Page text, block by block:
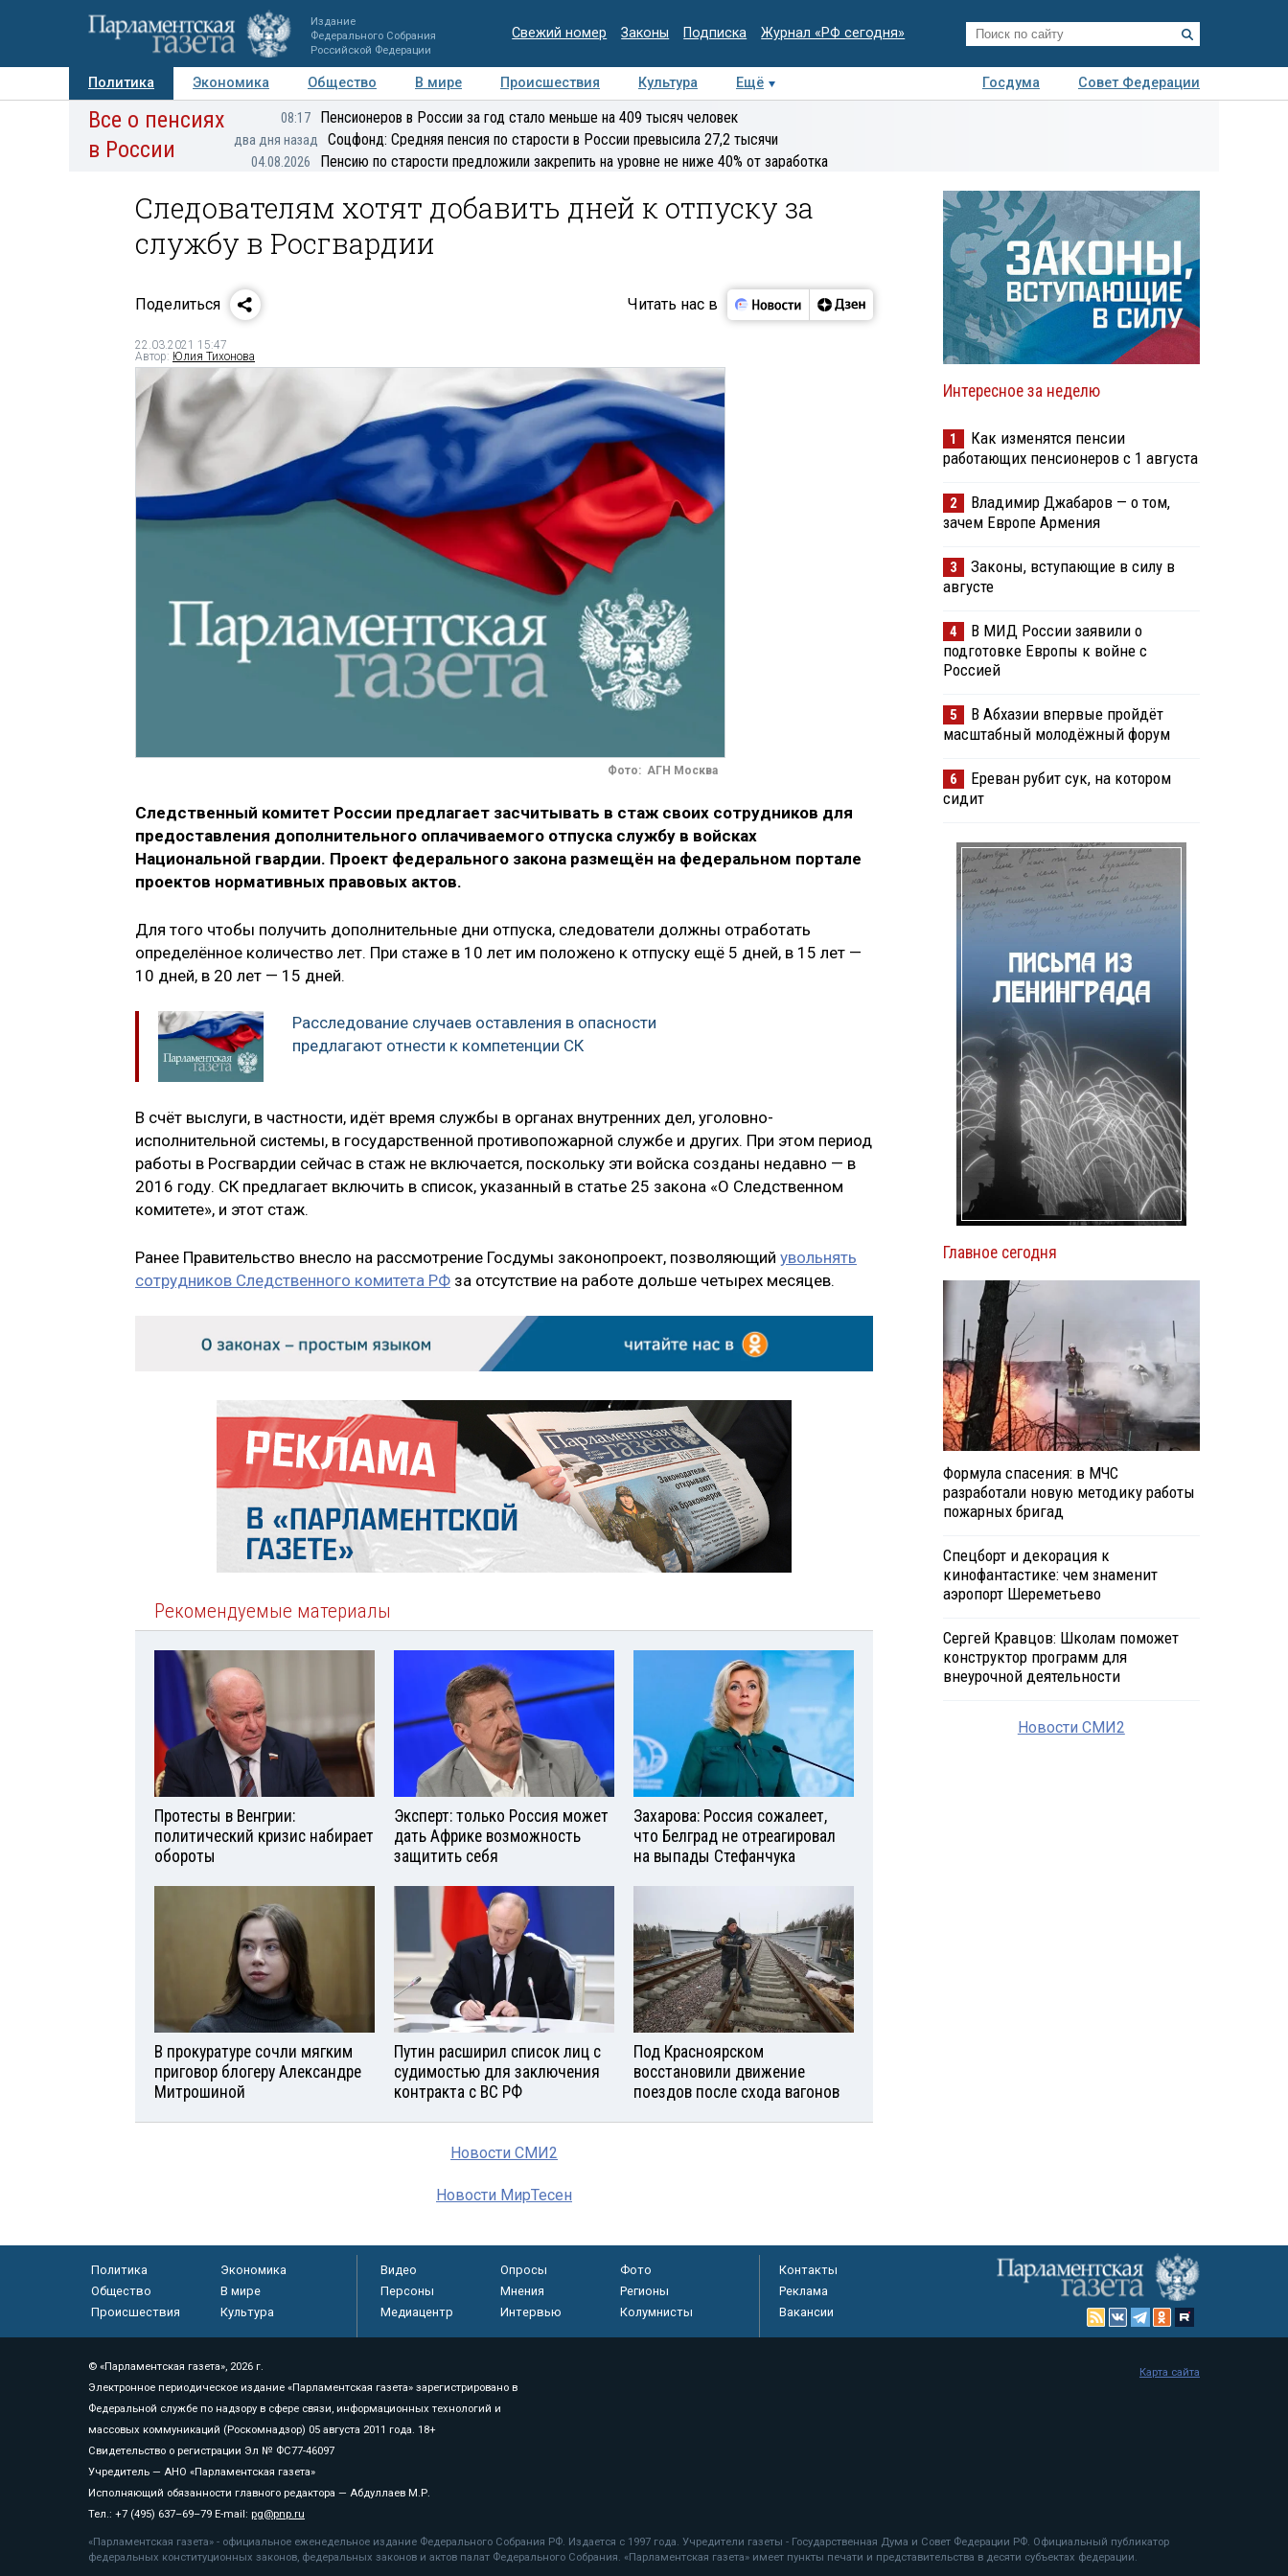
Издание
Федерального Собрания
Российской Федерации
Свежий номер Законы Подписка Журнал «РФ сегодня»
Политика Экономика Общество В мире Происшествия Культура Ещё Госдума
Совет Федерации
Авторы Персоны Мнения Регионы Медиацентр Интервью Колумнисты
Все о пенсиях
в России
08:17 Пенсионеров в России за год стало меньше на 409 тысяч человек
два дня назад Соцфонд: Средняя пенсия по старости в России превысила 27,2 тысячи
04.08.2026 Пенсию по старости предложили закрепить на уровне не ниже 40% от заработка
Следователям хотят добавить дней к отпуску за
службу в Росгвардии
Поделиться Читать нас в
22.03.2021 15:47
Автор: Юлия Тихонова
Фото: АГН Москва
Следственный комитет России предлагает засчитывать в стаж своих сотрудников для
предоставления дополнительного оплачиваемого отпуска службу в войсках
Национальной гвардии. Проект федерального закона размещён на федеральном портале
проектов нормативных правовых актов.
Для того чтобы получить дополнительные дни отпуска, следователи должны отработать
определённое количество лет. При стаже в 10 лет им положено к отпуску ещё 5 дней, в 15 лет —
10 дней, в 20 лет — 15 дней.
Расследование случаев оставления в опасности
предлагают отнести к компетенции СК
В счёт выслуги, в частности, идёт время службы в органах внутренних дел, уголовно-
исполнительной системы, в государственной противопожарной службе и других. При этом период
работы в Росгвардии сейчас в стаж не включается, поскольку эти войска созданы недавно — в
2016 году. СК предлагает включить в список, указанный в статье 25 закона «О Следственном
комитете», и этот стаж.
Ранее Правительство внесло на рассмотрение Госдумы законопроект, позволяющий увольнять
сотрудников Следственного комитета РФ за отсутствие на работе дольше четырех месяцев.
Рекомендуемые материалы
Протесты в Венгрии:
политический кризис набирает
обороты
Эксперт: только Россия может
дать Африке возможность
защитить себя
Захарова: Россия сожалеет,
что Белград не отреагировал
на выпады Стефанчука
В прокуратуре сочли мягким
приговор блогеру Александре
Митрошиной
Путин расширил список лиц с
судимостью для заключения
контракта с ВС РФ
Под Красноярском
восстановили движение
поездов после схода вагонов
Новости СМИ2
Новости МирТесен
Интересное за неделю
1
Как изменятся пенсии
работающих пенсионеров с 1 августа
2
Владимир Джабаров — о том,
зачем Европе Армения
3
Законы, вступающие в силу в
августе
4
В МИД России заявили о
подготовке Европы к войне с
Россией
5
В Абхазии впервые пройдёт
масштабный молодёжный форум
6
Ереван рубит сук, на котором
сидит
Главное сегодня
Формула спасения: в МЧС
разработали новую методику работы
пожарных бригад
Спецборт и декорация к
кинофантастике: чем знаменит
аэропорт Шереметьево
Сергей Кравцов: Школам поможет
конструктор программ для
внеурочной деятельности
Новости СМИ2
Политика
Экономика
Общество
В мире
Происшествия
Культура
Видео Опросы
Фото
Персоны
Мнения
Регионы
Медиацентр
Интервью Колумнисты
Контакты
Реклама
Вакансии
© «Парламентская газета», 2026 г.
Электронное периодическое издание «Парламентская газета» зарегистрировано в
Федеральной службе по надзору в сфере связи, информационных технологий и
массовых коммуникаций (Роскомнадзор) 05 августа 2011 года. 18+
Свидетельство о регистрации Эл № ФС77-46097
Учредитель — АНО «Парламентская газета»
Исполняющий обязанности главного редактора — Абдуллаев М.Р.
Тел.: +7 (495) 637–69–79 E-mail: pg@pnp.ru
«Парламентская газета» - официальное еженедельное издание Федерального Собрания РФ. Издается с 1997 года. Учредители газеты - Государственная Дума и Совет Федерации РФ. Официальный публикатор
федеральных конституционных законов, федеральных законов и актов палат Федерального Собрания. «Парламентская газета» имеет пункты печати и представительства в десяти субъектах федерации.
Карта сайта